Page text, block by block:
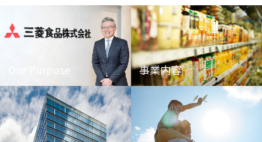
Our Purpose 事業内容